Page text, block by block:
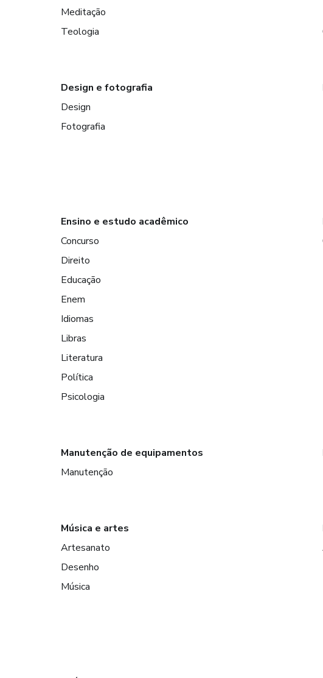
Meditação
Teologia
Design e fotografia
Design
Fotografia
Ensino e estudo acadêmico
Concurso
Direito
Educação
Enem
Idiomas
Libras
Literatura
Política
Psicologia
Manutenção de equipamentos
Manutenção
Música e artes
Artesanato
Desenho
Música